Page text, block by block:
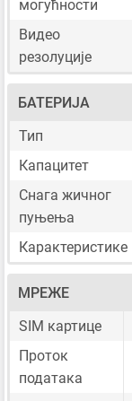
могућности
Видео
резолуције
БАТЕРИЈА
Тип
Капацитет
Снага жичног
пуњења
Карактеристике
МРЕЖЕ
SIM картице
Проток
података